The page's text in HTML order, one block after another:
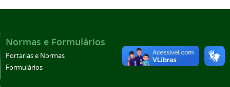
Normas e Formulários
Portarias e Normas
Formulários